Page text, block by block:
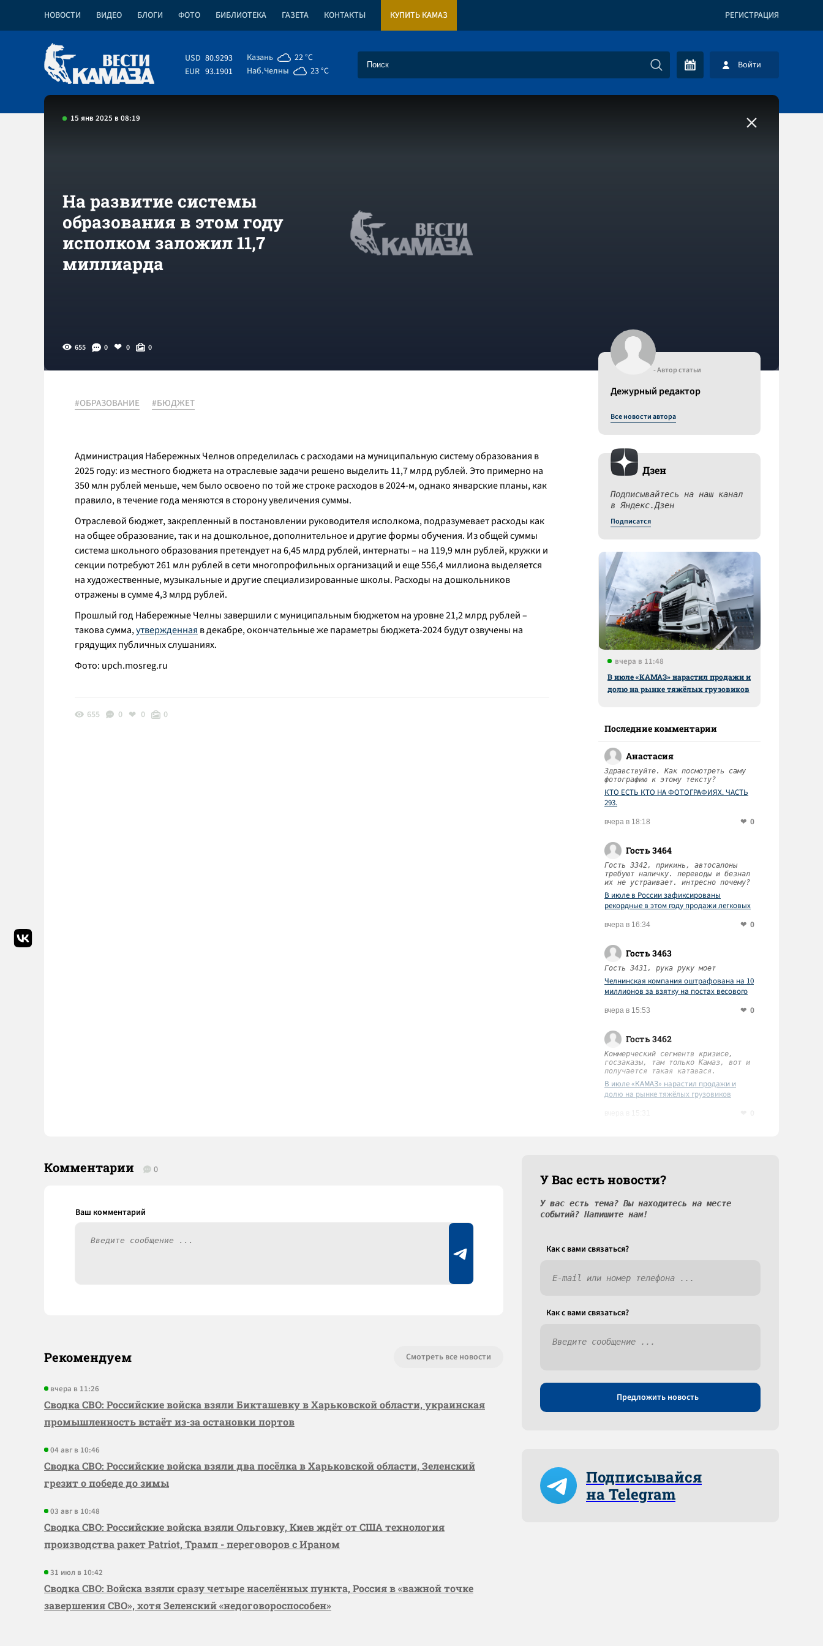
НОВОСТИ ВИДЕО БЛОГИ ФОТО БИБЛИОТЕКА ГАЗЕТА КОНТАКТЫ КУПИТЬ КАМАЗ РЕГИСТРАЦИЯ
USD 80.9293
EUR 93.1901
Казань
22 °C
Наб.Челны
23 °C Войти
15 янв 2025 в 08:19
На развитие системы
образования в этом году
исполком заложил 11,7
миллиарда
655 0 0 0
#ОБРАЗОВАНИЕ #БЮДЖЕТ
Администрация Набережных Челнов определилась с расходами на муниципальную систему образования в
2025 году: из местного бюджета на отраслевые задачи решено выделить 11,7 млрд рублей. Это примерно на
350 млн рублей меньше, чем было освоено по той же строке расходов в 2024-м, однако январские планы, как
правило, в течение года меняются в сторону увеличения суммы.
Отраслевой бюджет, закрепленный в постановлении руководителя исполкома, подразумевает расходы как
на общее образование, так и на дошкольное, дополнительное и другие формы обучения. Из общей суммы
система школьного образования претендует на 6,45 млрд рублей, интернаты – на 119,9 млн рублей, кружки и
секции потребуют 261 млн рублей в сети многопрофильных организаций и еще 556,4 миллиона выделяется
на художественные, музыкальные и другие специализированные школы. Расходы на дошкольников
отражены в сумме 4,3 млрд рублей.
Прошлый год Набережные Челны завершили с муниципальным бюджетом на уровне 21,2 млрд рублей –
такова сумма,утвержденная в декабре, окончательные же параметры бюджета-2024 будут озвучены на
грядущих публичных слушаниях.
Фото: upch.mosreg.ru
655 0 0 0
- Автор статьи
Дежурный редактор
Все новости автора
Дзен
Подписывайтесь на наш канал
в Яндекс.Дзен
Подписатся
вчера в 11:48
В июле «КАМАЗ» нарастил продажи и
долю на рынке тяжёлых грузовиков
Последние комментарии
Анастасия
Здравствуйте. Как посмотреть саму
фотографию к этому тексту?
КТО ЕСТЬ КТО НА ФОТОГРАФИЯХ. ЧАСТЬ
293.
вчера в 18:18 0
Гость 3464
Гость 3342, прикинь, автосалоны
требуют наличку. переводы и безнал
их не устраивает. интресно почему?
В июле в России зафиксированы
рекордные в этом году продажи легковых
вчера в 16:34 0
Гость 3463
Гость 3431, рука руку моет
Челнинская компания оштрафована на 10
миллионов за взятку на постах весового
вчера в 15:53 0
Гость 3462
Коммерческий сегментв кризисе,
госзаказы, там только Камаз, вот и
получается такая катавася.
В июле «КАМАЗ» нарастил продажи и
долю на рынке тяжёлых грузовиков
Комментарии 0
Рекомендуем Смотреть все новости
вчера в 11:26
Сводка СВО: Российские войска взяли Бикташевку в Харьковской области, украинская
промышленность встаёт из-за остановки портов
04 авг в 10:46
Сводка СВО: Российские войска взяли два посёлка в Харьковской области, Зеленский
грезит о победе до зимы
03 авг в 10:48
Сводка СВО: Российские войска взяли Ольговку, Киев ждёт от США технология
производства ракет Patriot, Трамп - переговоров с Ираном
31 июл в 10:42
Сводка СВО: Войска взяли сразу четыре населённых пункта, Россия в «важной точке
завершения СВО», хотя Зеленский «недоговороспособен»
У Вас есть новости?
У вас есть тема? Вы находитесь на месте
событий? Напишите нам!
Как c вами связаться?
Как c вами связаться?
Предложить новость
Подписывайся
на Telegram